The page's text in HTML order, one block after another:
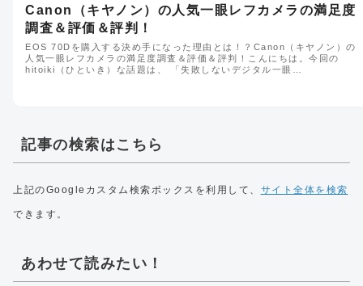
Canon（キヤノン）の人気一眼レフカメラの満足度
調査＆評価＆評判！
EOS 70Dを購入する決め手になった理由とは！？Canon（キヤノン）の
人気一眼レフカメラの満足度調査＆評価＆評判！こんにちは。今回の
hitoiki（ひといき）な話題は、 「失敗しないデジタル一眼…
記事の検索はこちら
上記のGoogleカスタム検索ボックスを利用して、 サイト全体を検索
できます。
あわせて読みたい！